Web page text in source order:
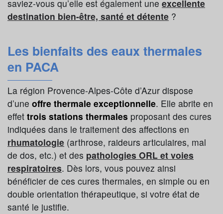
saviez-vous qu’elle est également une excellente
destination bien-être, santé et détente ?
Les bienfaits des eaux thermales
en PACA
La région Provence-Alpes-Côte d’Azur dispose
d’une offre thermale exceptionnelle. Elle abrite en
effet trois stations thermales proposant des cures
indiquées dans le traitement des affections en
rhumatologie (arthrose, raideurs articulaires, mal
de dos, etc.) et des pathologies ORL et voies
respiratoires. Dès lors, vous pouvez ainsi
bénéficier de ces cures thermales, en simple ou en
double orientation thérapeutique, si votre état de
santé le justifie.